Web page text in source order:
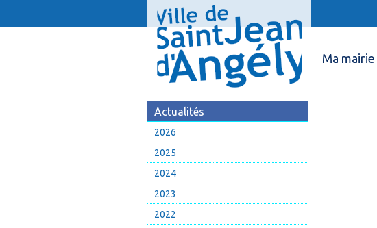
Ma mairie
Actualités
2026
2025
2024
2023
2022